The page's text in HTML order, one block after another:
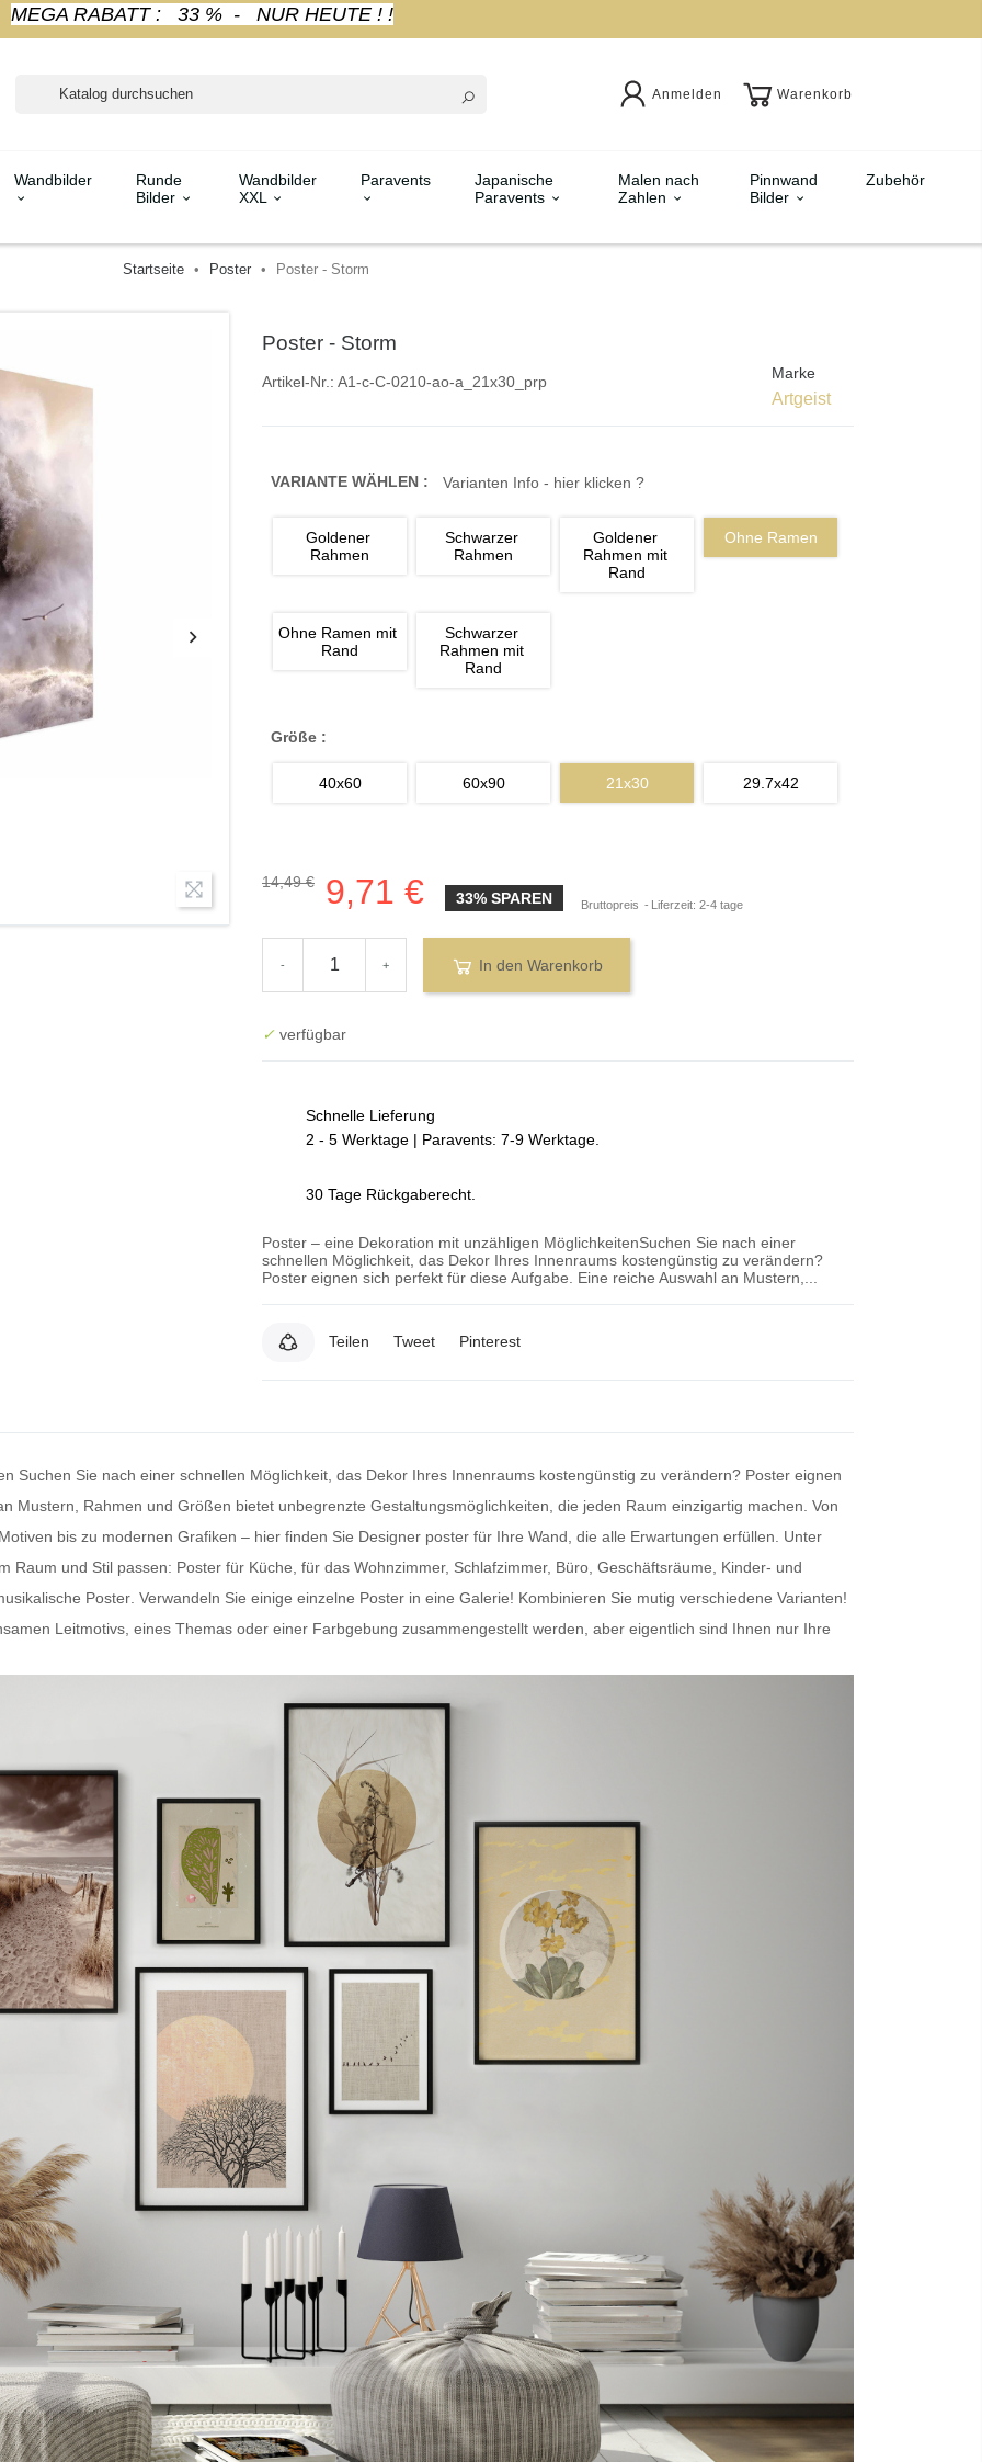
MEGA RABATT : 33 % - NUR HEUTE ! !
Anmelden Warenkorb
Wandbilder
Runde
Bilder
Wandbilder
XXL
Paravents
Japanische
Paravents
Malen nach
Zahlen
Pinnwand
Bilder
Zubehör
Startseite Poster Poster - Storm
Poster - Storm
Artikel-Nr.: A1-c-C-0210-ao-a_21x30_prp Marke
Artgeist
VARIANTE WÄHLEN : Varianten Info - hier klicken ?
Goldener
Rahmen
Schwarzer
Rahmen
Goldener
Rahmen mit
Rand
Ohne Ramen
Ohne Ramen mit
Rand
Schwarzer
Rahmen mit
Rand
Größe :
40x60 60x90 21x30 29.7x42
14,49 € 9,71 € 33% SPAREN Bruttopreis Liferzeit: 2-4 tage
- + In den Warenkorb
✓ verfügbar
Schnelle Lieferung
2 - 5 Werktage | Paravents: 7-9 Werktage.
30 Tage Rückgaberecht.
Poster – eine Dekoration mit unzähligen MöglichkeitenSuchen Sie nach einer
schnellen Möglichkeit, das Dekor Ihres Innenraums kostengünstig zu verändern?
Poster eignen sich perfekt für diese Aufgabe. Eine reiche Auswahl an Mustern,...
Teilen Tweet Pinterest
Suchen Sie nach einer schnellen Möglichkeit, das Dekor Ihres Innenraums kostengünstig zu verändern? Poster eignen
Mustern, Rahmen und Größen bietet unbegrenzte Gestaltungsmöglichkeiten, die jeden Raum einzigartig machen. Von
bis zu modernen Grafiken – hier finden Sie Designer poster für Ihre Wand , die alle Erwartungen erfüllen. Unter
Raum und Stil passen: Poster für Küche , für das Wohnzimmer, Schlafzimmer, Büro, Geschäftsräume, Kinder- und
Poster . Verwandeln Sie einige einzelne Poster in eine Galerie! Kombinieren Sie mutig verschiedene Varianten!
Leitmotivs, eines Themas oder einer Farbgebung zusammengestellt werden, aber eigentlich sind Ihnen nur Ihre